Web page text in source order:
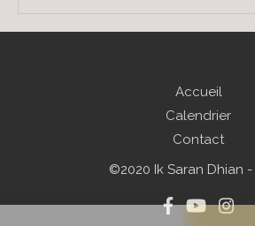
Accueil
Calendrier
Contact
©2020 Ik Saran Dhian -